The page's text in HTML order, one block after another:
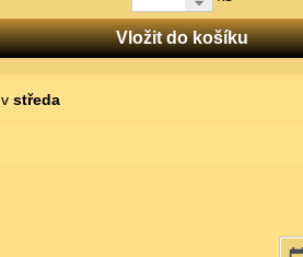
Vložit do košíku
středa